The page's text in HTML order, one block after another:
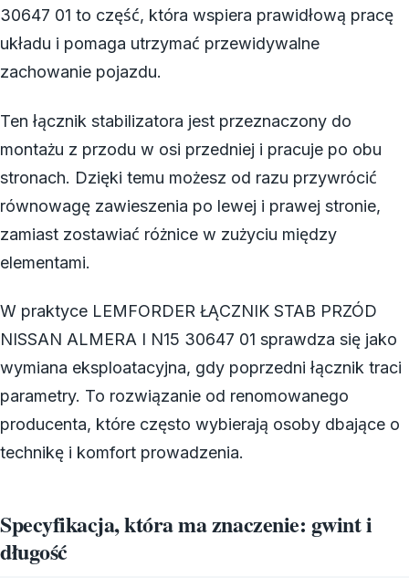
30647 01 to część, która wspiera prawidłową pracę
układu i pomaga utrzymać przewidywalne
zachowanie pojazdu.
Ten łącznik stabilizatora jest przeznaczony do
montażu z przodu w osi przedniej i pracuje po obu
stronach. Dzięki temu możesz od razu przywrócić
równowagę zawieszenia po lewej i prawej stronie,
zamiast zostawiać różnice w zużyciu między
elementami.
W praktyce LEMFORDER ŁĄCZNIK STAB PRZÓD
NISSAN ALMERA I N15 30647 01 sprawdza się jako
wymiana eksploatacyjna, gdy poprzedni łącznik traci
parametry. To rozwiązanie od renomowanego
producenta, które często wybierają osoby dbające o
technikę i komfort prowadzenia.
Specyfikacja, która ma znaczenie: gwint i
długość